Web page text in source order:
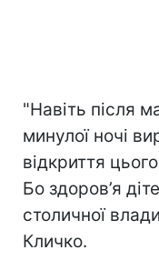
"Навіть після
минулої ночі
відкриття
Бо здоров’я
столичної
Кличко.